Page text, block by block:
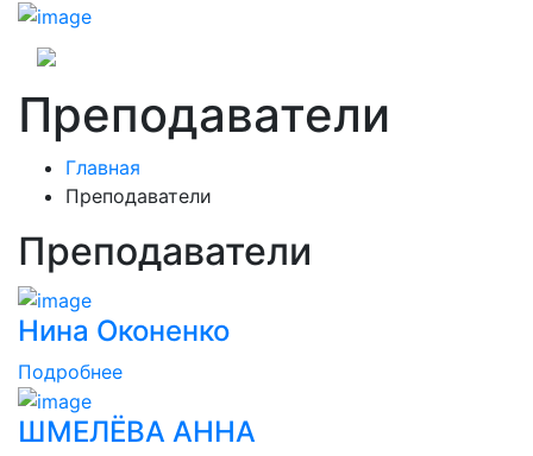
Преподаватели
Главная
Преподаватели
Преподаватели
Нина Оконенко
Подробнее
ШМЕЛЁВА АННА